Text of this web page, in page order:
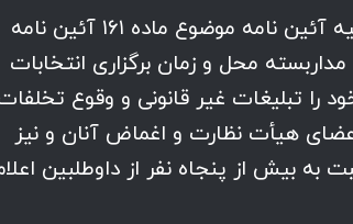
نیز ضمن پرداختن به موضوع عدم تهیه آئین نامه موضوع ماده ۱۶۱ آئین نامه
محل و زمان برگزاری انتخابات
را تبلیغات غیر قانونی و وقوع
هیأت نظارت و اغماض آنان و نیز
مرقوم نسبت به بیش از پنجاه نفر از داوطلبین